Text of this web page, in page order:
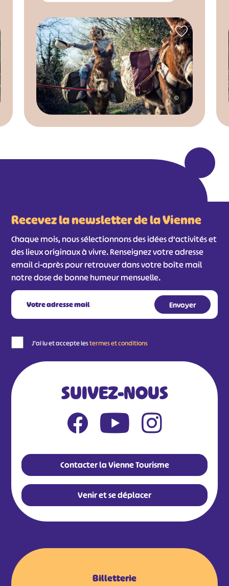
©
Recevez la newsletter de la Vienne
Chaque mois, nous sélectionnons des idées d'activités et
des lieux originaux à vivre. Renseignez votre adresse
email ci-après pour retrouver dans votre boîte mail
notre dose de bonne humeur mensuelle.
J'ai lu et accepte lestermes et conditions
SUIVEZ-NOUS
Contacter la Vienne Tourisme
Venir et se déplacer
Billetterie